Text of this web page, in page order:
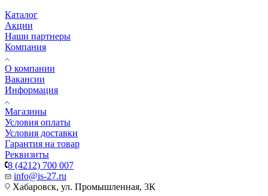
Каталог
Акции
Наши партнеры
Компания
О компании
Вакансии
Информация
Магазины
Условия оплаты
Условия доставки
Гарантия на товар
Реквизиты
8 (4212) 700 007
info@is-27.ru
Хабаровск, ул. Промышленная, 3К